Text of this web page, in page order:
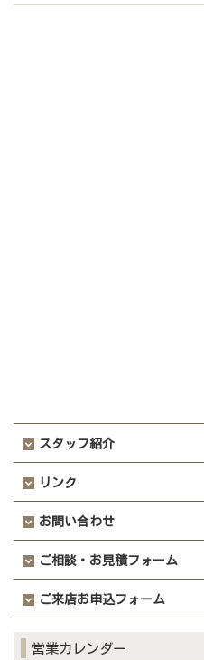
スタッフ紹介
リンク
お問い合わせ
ご相談・お見積フォーム
ご来店お申込フォーム
営業カレンダー